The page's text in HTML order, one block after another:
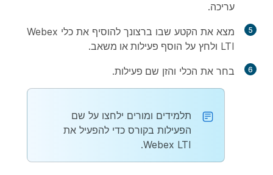
עריכה.
5
מצא את הקטע שבו ברצונך להוסיף את כלי Webex
LTI ולחץ על
הוסף פעילות או משאב.
6 בחר את הכלי והזן שם פעילות.
תלמידים ומורים ילחצו על שם
הפעילות בקורס כדי להפעיל את
Webex LTI.